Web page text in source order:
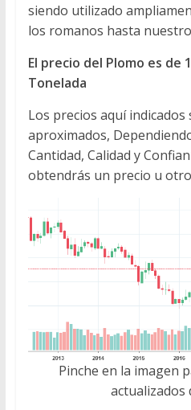
siendo utilizado
los romanos hasta
El precio del Plomo es de
Tonelada
Los precios aquí indicados
aproximados,
Cantidad, Calidad y
obtendrás un precio u
Pinche en la imagen
actualizados